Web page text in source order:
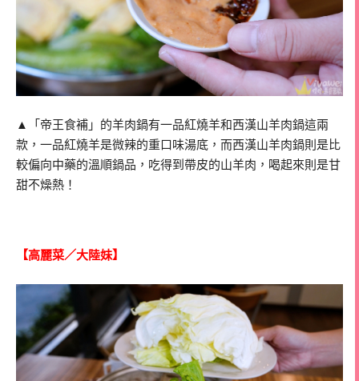
▲「帝王食補」的羊肉鍋有一品紅燒羊和西漢山羊肉鍋這兩
款，一品紅燒羊是微辣的重口味湯底，而西漢山羊肉鍋則是比
較偏向中藥的溫順鍋品，吃得到帶皮的山羊肉，喝起來則是甘
甜不燥熱！
【高麗菜／大陸妹】